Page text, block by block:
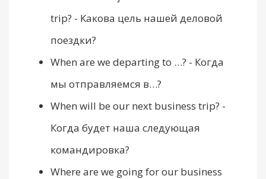
trip? - Какова цель нашей деловой
поездки?
When are we departing to …? - Когда
мы отправляемся в…?
When will be our next business trip? -
Когда будет наша следующая
командировка?
Where are we going for our business